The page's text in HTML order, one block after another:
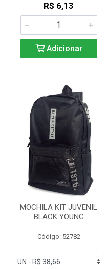
R$ 6,13
Adicionar
MOCHILA KIT JUVENIL
BLACK YOUNG
Código: 52782